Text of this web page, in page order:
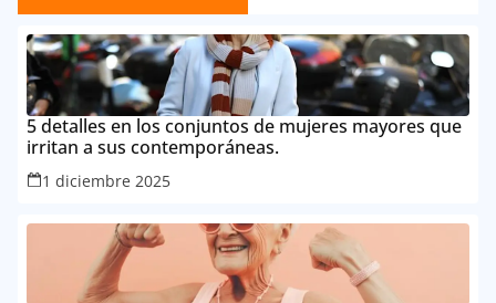
5 detalles en los conjuntos de mujeres mayores que
irritan a sus contemporáneas.
1 diciembre 2025